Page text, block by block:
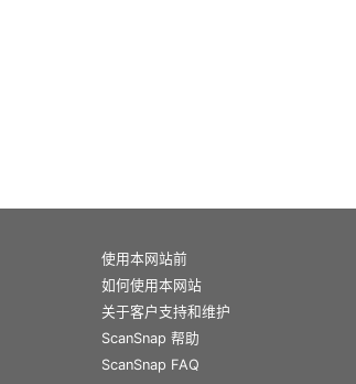
使用本网站前
如何使用本网站
关于客户支持和维护
ScanSnap 帮助
ScanSnap FAQ